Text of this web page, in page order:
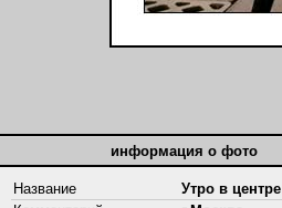
информация о фото
Название
Утро в центре